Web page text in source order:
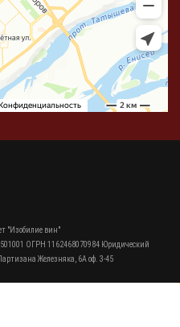
"Изобилие вин"
ОГРН 1162468070984 Юридический
Железняка, 6А оф. 3-45